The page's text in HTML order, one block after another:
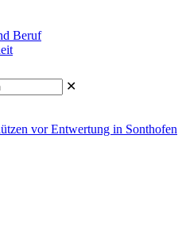
Beruf
✕
vor Entwertung in Sonthofen